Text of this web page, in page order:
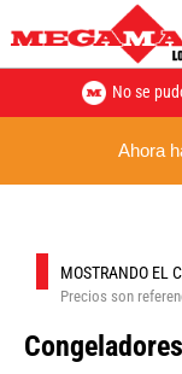
No se
Ahora
MOSTRANDO EL
Precios son
Congeladores